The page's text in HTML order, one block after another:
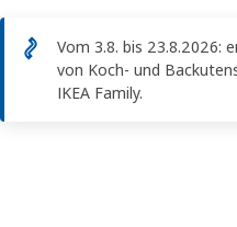
Vom 3.8. bis 23.8.2026:
von Koch- und
IKEA Family.